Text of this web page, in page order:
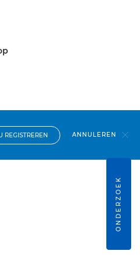
REGISTREREN ANNULEREN
ONDERZOEK